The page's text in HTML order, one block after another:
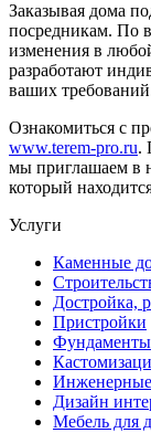
Заказывая дома
посредникам. По
изменения в
разработают
ваших
Ознакомиться с
www.terem-pro.ru.
мы приглашаем в
который
Услуги
Каменные
Достройка,
Пристройки
Фундаменты
Дизайн
Мебель для